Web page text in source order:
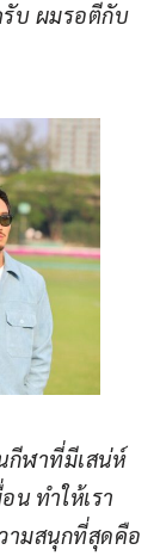
รับ ผมรอตีกับ
กีฬาที่มีเสน่ห์
น ทำให้เรา
ามสนุกที่สุดคือ